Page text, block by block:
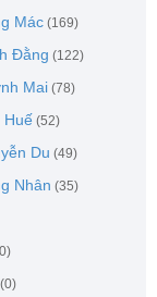
Mác (169)
Đằng (122)
Mai (78)
Huế (52)
Du (49)
Nhân (35)
(0)